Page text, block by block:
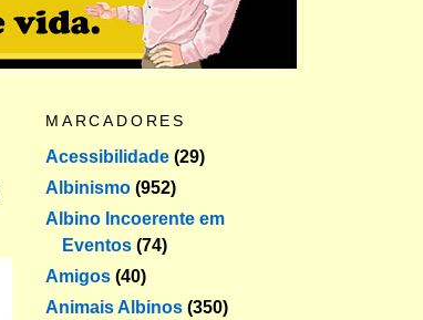
MARCADORES
Acessibilidade (29)
Albinismo (952)
Albino Incoerente em
Eventos (74)
Amigos (40)
Animais Albinos (350)